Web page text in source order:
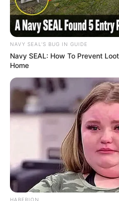
NAVY SEAL'S BUG IN GUIDE
Navy SEAL: How To Prevent
Home
HABERION